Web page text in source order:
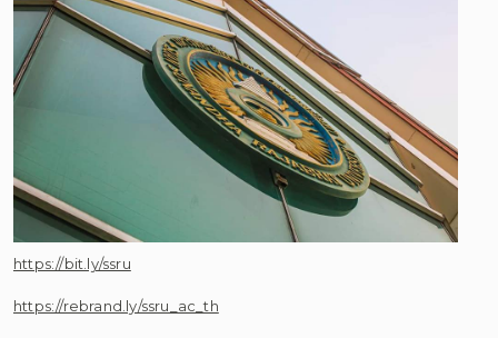
https://bit.ly/ssru
https://rebrand.ly/ssru_ac_th